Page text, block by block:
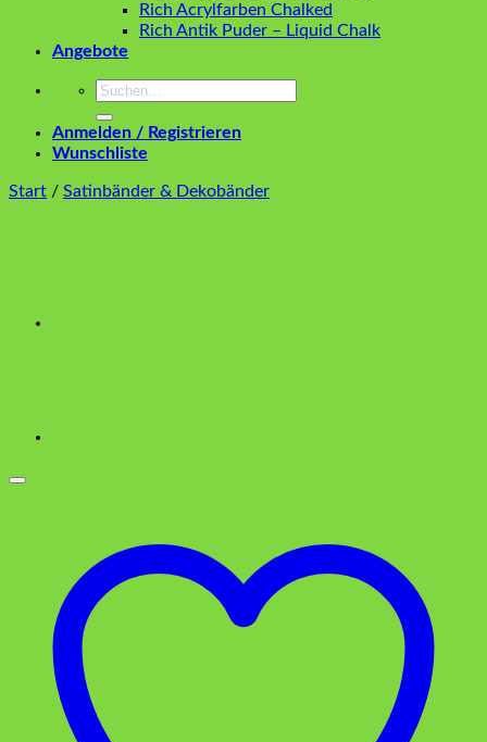
Rich Acrylfarben Chalked
Rich Antik Puder – Liquid Chalk
Angebote
Suchen
Anmelden / Registrieren
Wunschliste
Start / Satinbänder & Dekobänder